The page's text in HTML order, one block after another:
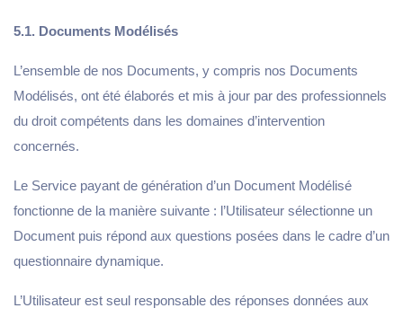
5.1. Documents Modélisés
L’ensemble de nos Documents, y compris nos Documents
Modélisés, ont été élaborés et mis à jour par des professionnels
du droit compétents dans les domaines d’intervention
concernés.
Le Service payant de génération d’un Document Modélisé
fonctionne de la manière suivante : l’Utilisateur sélectionne un
Document puis répond aux questions posées dans le cadre d’un
questionnaire dynamique.
L’Utilisateur est seul responsable des réponses données aux